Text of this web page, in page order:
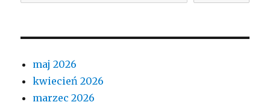
maj 2026
kwiecień 2026
marzec 2026